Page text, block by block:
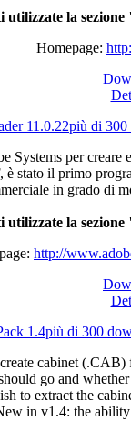
utilizzatela sezione
Homepage:
11.0.22più di 300
Systems percrearee
è stato il primo
in grado di
utilizzatela sezione
http://
1.4più di 300
cabinet
go and
to extract the
in v1.4: the